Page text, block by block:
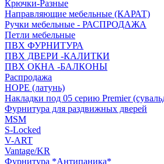
Крючки-Разные
Направляющие мебельные (КАРАТ)
Ручки мебельные - РАСПРОДАЖА
Петли мебельные
ПВХ ФУРНИТУРА
ПВХ ДВЕРИ -КАЛИТКИ
ПВХ ОКНА -БАЛКОНЫ
Распродажа
HOPE (латунь)
Накладки под 05 серию Premier
Фурнитура для раздвижных дверей
MSM
S-Locked
V-ART
Vantage/KR
Фурнитура *Антипаника*